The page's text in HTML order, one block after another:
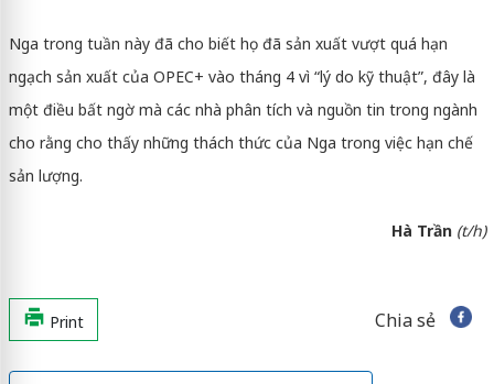
Nga trong tuần này đã cho biết họ đã sản xuất vượt quá hạn
ngạch sản xuất của OPEC+ vào tháng 4 vì “lý do kỹ thuật”, đây là
một điều bất ngờ mà các nhà phân tích và nguồn tin trong ngành
cho rằng cho thấy những thách thức của Nga trong việc hạn chế
sản lượng.
Hà Trần (t/h)
Print Chia sẻ